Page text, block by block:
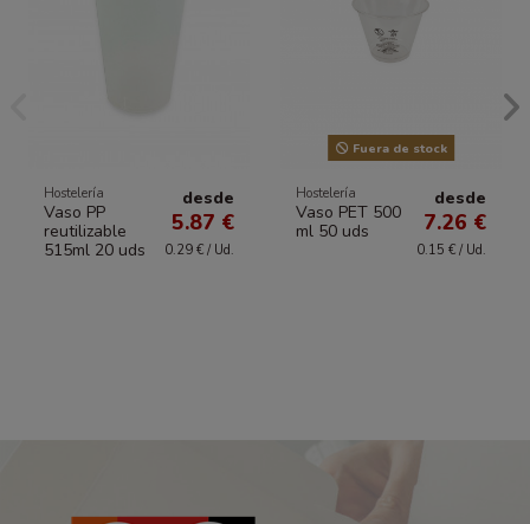
Hostelería
Vaso PP
reutilizable
515ml 20 uds
desde
5.87 €
0.29 € / Ud.
Fuera de stock
Hostelería
Vaso PET 500
ml 50 uds
desde
7.26 €
0.15 € / Ud.